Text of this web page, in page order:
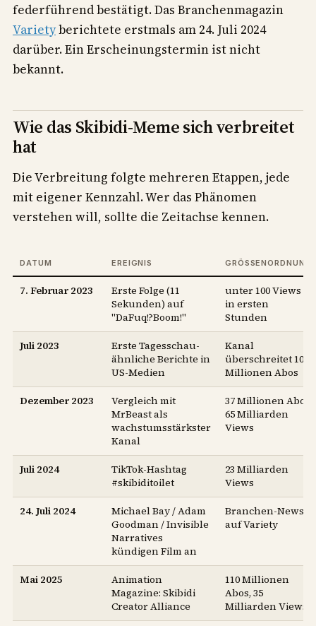
federführend bestätigt. Das Branchenmagazin
Varietyberichtete erstmals am 24. Juli 2024
darüber. Ein Erscheinungstermin ist nicht
bekannt.
Wie das Skibidi-Meme sich verbreitet
hat
Die Verbreitung folgte mehreren Etappen, jede
mit eigener Kennzahl. Wer das Phänomen
verstehen will, sollte die Zeitachse kennen.
DATUM EREIGNIS GRÖSSENORDNUNG
7. Februar 2023
Erste Folge (11
Sekunden) auf
"DaFuq!?Boom!"
unter 100 Views
in ersten
Stunden
Juli 2023
Erste Tagesschau-
ähnliche Berichte in
US-Medien
Kanal
überschreitet 10
Millionen Abos
Dezember 2023
Vergleich mit
MrBeast als
wachstumsstärkster
Kanal
37 Millionen Abos,
65 Milliarden
Views
Juli 2024
TikTok-Hashtag
#skibiditoilet
23 Milliarden
Views
24. Juli 2024
Michael Bay / Adam
Goodman / Invisible
Narratives
kündigen Film an
Branchen-News
auf Variety
Mai 2025
Animation
Magazine: Skibidi
Creator Alliance
110 Millionen
Abos, 35
Milliarden Views